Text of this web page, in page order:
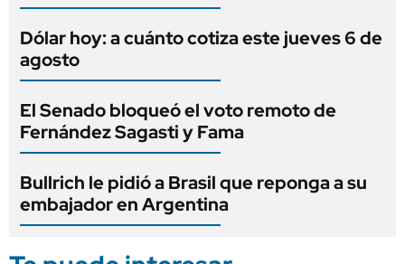
Dólar hoy: a cuánto cotiza este jueves 6 de
agosto
El Senado bloqueó el voto remoto de
Fernández Sagasti y Fama
Bullrich le pidió a Brasil que reponga a su
embajador en Argentina